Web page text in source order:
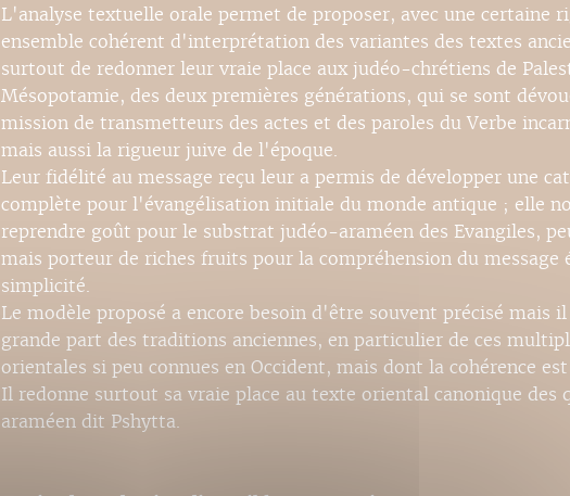
L'analyse textuelle orale permet de proposer, avec une certaine
ensemble cohérent d'interprétation des variantes des textes
surtout de redonner leur vraie place aux judéo-chrétiens de
Mésopotamie, des deux premières générations, qui se sont
mission de transmetteurs des actes et des paroles du Verbe
mais aussi la rigueur juive de l'époque.
Leur fidélité au message reçu leur a permis de développer une
complète pour l'évangélisation initiale du monde antique ; elle
reprendre goût pour le substrat judéo-araméen des Evangiles,
mais porteur de riches fruits pour la compréhension du message
simplicité.
Le modèle proposé a encore besoin d'être souvent précisé mais
grande part des traditions anciennes, en particulier de ces
orientales si peu connues en Occident, mais dont la cohérence
Il redonne surtout sa vraie place au texte oriental canonique des
araméen dit Pshytta.